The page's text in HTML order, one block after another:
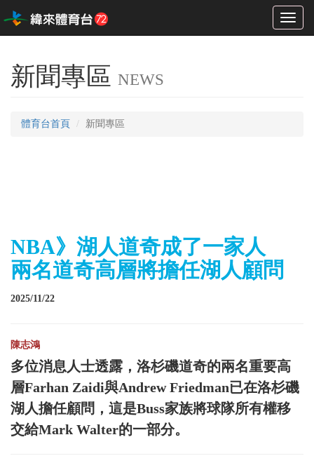
Toggle
新聞專區 NEWS
體育台首頁 新聞專區
NBA》湖人道奇成了一家人
兩名道奇高層將擔任湖人顧問
2025/11/22
陳志鴻
多位消息人士透露，洛杉磯道奇的兩名重要高
層Farhan Zaidi與Andrew Friedman已在洛杉磯
湖人擔任顧問，這是Buss家族將球隊所有權移
交給Mark Walter的一部分。